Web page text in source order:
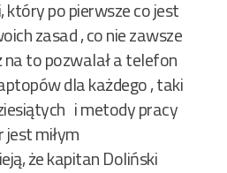
który po pierwsze co jest
zasad , co nie zawsze
na to pozwalał a telefon
dla każdego , taki
i metody pracy
miłym
że kapitan Doliński